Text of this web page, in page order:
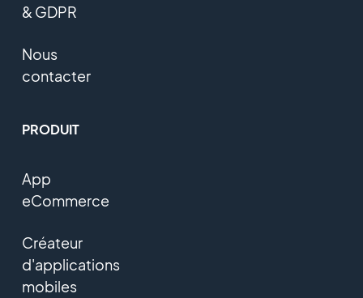
& GDPR
Nous
contacter
PRODUIT
App
eCommerce
Créateur
d'applications
mobiles